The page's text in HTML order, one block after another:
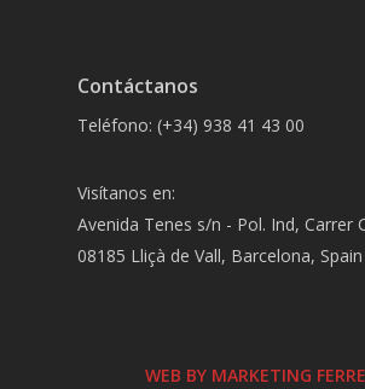
Contáctanos
Teléfono: (+34) 938 41 43 00
Visítanos en:
Avenida Tenes s/n - Pol. Ind, Carrer
08185 Lliçà de Vall, Barcelona, Spain
WEB BY MARKETING